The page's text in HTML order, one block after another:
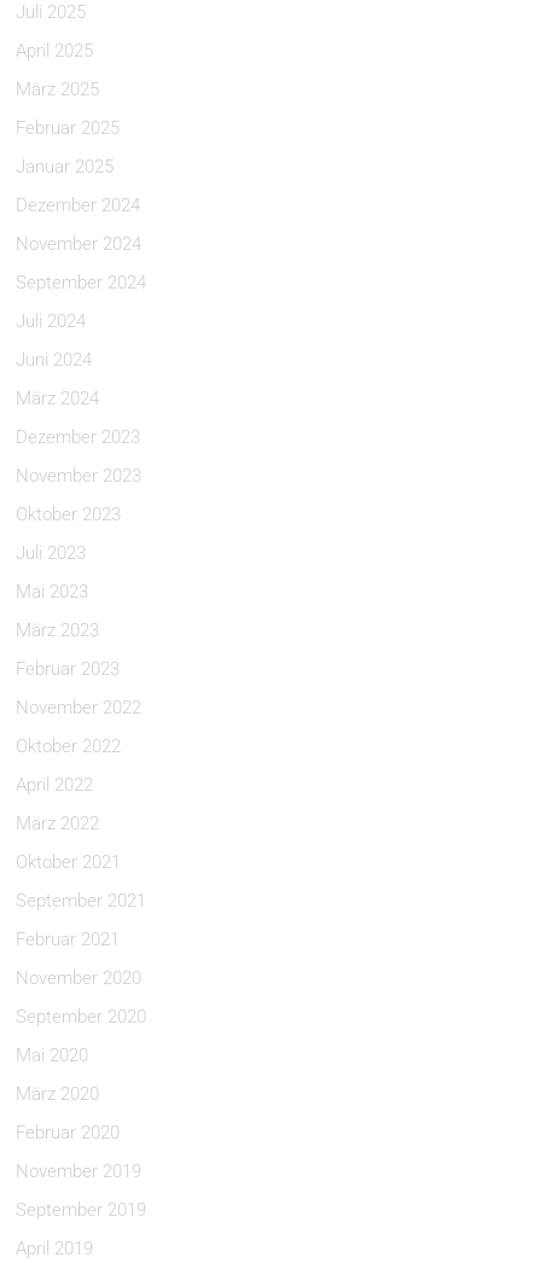
Juli 2025
April 2025
März 2025
Februar 2025
Januar 2025
Dezember 2024
November 2024
September 2024
Juli 2024
Juni 2024
März 2024
Dezember 2023
November 2023
Oktober 2023
Juli 2023
Mai 2023
März 2023
Februar 2023
November 2022
Oktober 2022
April 2022
März 2022
Oktober 2021
September 2021
Februar 2021
November 2020
September 2020
Mai 2020
März 2020
Februar 2020
November 2019
September 2019
April 2019